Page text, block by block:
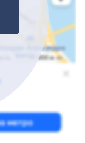
Товарный
Холодильное
витрины
стол с